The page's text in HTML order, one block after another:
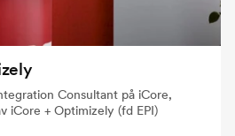
Consultant på iCore,
iCore + Optimizely (fd EPI)